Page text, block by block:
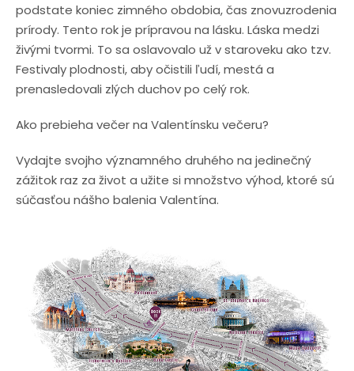
podstate koniec zimného obdobia, čas znovuzrodenia
prírody. Tento rok je prípravou na lásku. Láska medzi
živými tvormi. To sa oslavovalo už v staroveku ako tzv.
Festivaly plodnosti, aby očistili ľudí, mestá a
prenasledovali zlých duchov po celý rok.
Ako prebieha večer na Valentínsku večeru?
Vydajte svojho významného druhého na jedinečný
zážitok raz za život a užite si množstvo výhod, ktoré sú
súčasťou nášho balenia Valentína.